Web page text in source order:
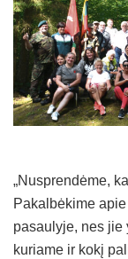
„Nusprendėme,
Pakalbėkime
pasaulyje, nes jie
kuriame ir kokį